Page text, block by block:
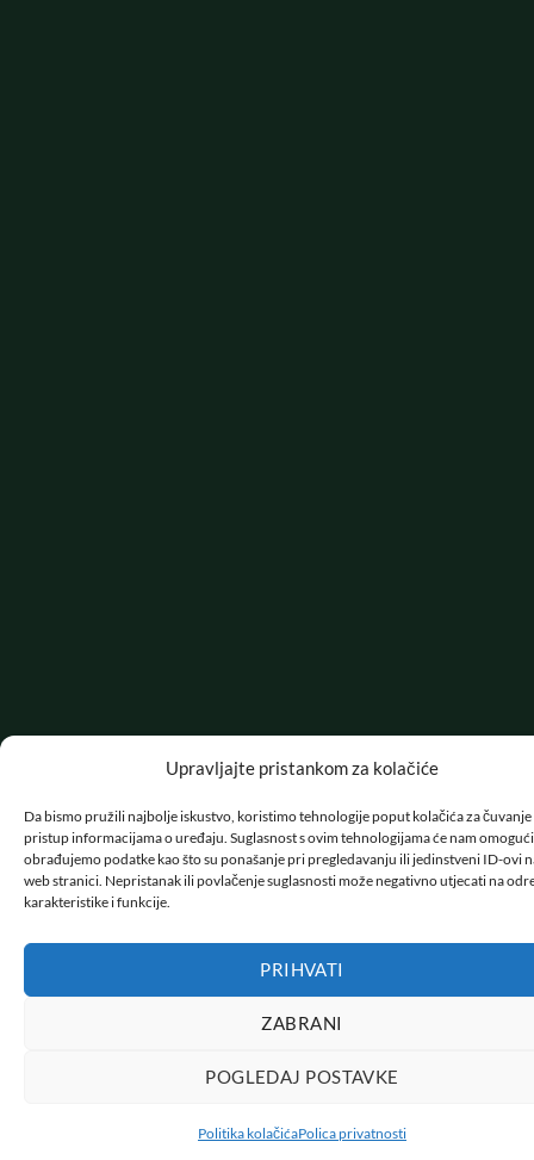
Upravljajte pristankom za kolačiće
Da bismo pružili najbolje iskustvo, koristimo tehnologije poput kolačića za
pristup informacijama o uređaju. Suglasnost s ovim tehnologijama će nam
obrađujemo podatke kao što su ponašanje pri pregledavanju ili jedinstveni ID-ovi
web stranici. Nepristanak ili povlačenje suglasnosti može negativno utjecati na
karakteristike i funkcije.
PRIHVATI
ZABRANI
POGLEDAJ POSTAVKE
Politika kolačićaPolica privatnosti